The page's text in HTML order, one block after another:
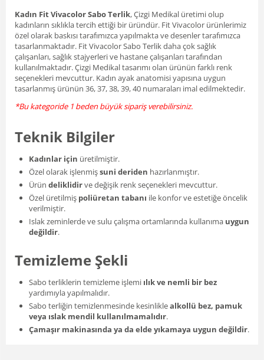
Kadın Fit Vivacolor Sabo Terlik, Çizgi Medikal üretimi olup
kadınların sıklıkla tercih ettiği bir üründür. Fit Vivacolor ürünlerimiz
özel olarak baskısı tarafımızca yapılmakta ve desenler tarafımızca
tasarlanmaktadır. Fit Vivacolor Sabo Terlik daha çok sağlık
çalışanları, sağlık stajyerleri ve hastane çalışanları tarafından
kullanılmaktadır. Çizgi Medikal tasarımı olan ürünün farklı renk
seçenekleri mevcuttur. Kadın ayak anatomisi yapısına uygun
tasarlanmış ürünün 36, 37, 38, 39, 40 numaraları imal edilmektedir.
*Bu kategoride 1 beden büyük sipariş verebilirsiniz.
Teknik Bilgiler
Kadınlar için üretilmiştir.
Özel olarak işlenmişsuni deriden hazırlanmıştır.
Ürün deliklidirve değişik renk seçenekleri mevcuttur.
Özel üretilmiş poliüretan tabanı ile konfor ve estetiğe öncelik
verilmiştir.
Islak zeminlerde ve sulu çalışma ortamlarında kullanıma uygun
değildir.
Temizleme Şekli
Sabo terliklerin temizleme işlemi ılık ve nemli bir bez
yardımıyla yapılmalıdır.
Sabo terliğin temizlenmesinde kesinliklealkollü bez, pamuk
veya ıslak mendil kullanılmamalıdır.
Çamaşır makinasında ya da elde yıkamaya uygun değildir.